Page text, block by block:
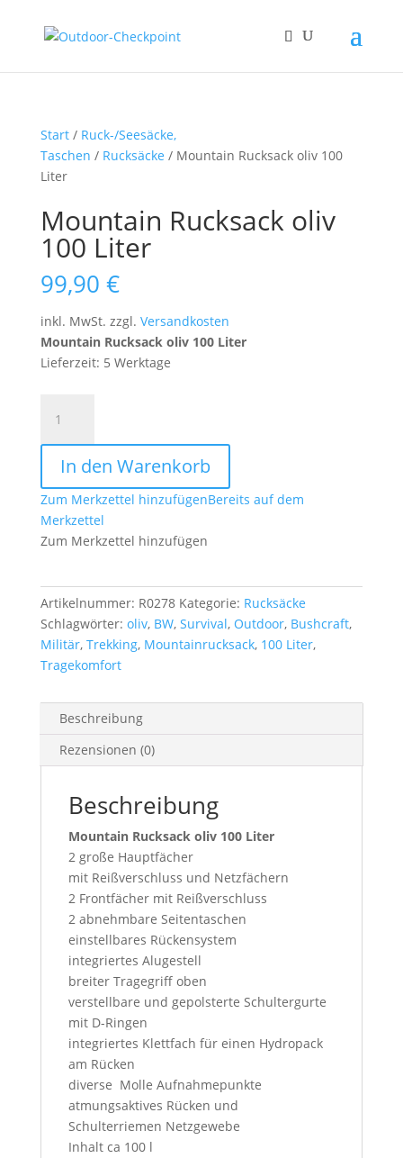
Start/ Ruck-/Seesäcke,
Taschen / Rucksäcke / Mountain Rucksack oliv 100
Liter
Mountain Rucksack oliv
100 Liter
99,90 €
inkl. MwSt. zzgl. Versandkosten
Mountain Rucksack oliv 100 Liter
Lieferzeit: 5 Werktage
Rucksack
oliv
Liter
Menge
In den Warenkorb
Zum Merkzettel hinzufügenBereits auf dem
Merkzettel
Zum Merkzettel hinzufügen
Artikelnummer: R0278 Kategorie: Rucksäcke
Schlagwörter: oliv, BW, Survival, Outdoor, Bushcraft,
Militär, Trekking, Mountainrucksack, 100 Liter,
Tragekomfort
Beschreibung
Rezensionen (0)
Beschreibung
Mountain Rucksack oliv 100 Liter
2 große Hauptfächer
mit Reißverschluss und Netzfächern
2 Frontfächer mit Reißverschluss
2 abnehmbare Seitentaschen
einstellbares Rückensystem
integriertes Alugestell
breiter Tragegriff oben
verstellbare und gepolsterte Schultergurte
mit D-Ringen
integriertes Klettfach für einen Hydropack
am Rücken
diverse Molle Aufnahmepunkte
atmungsaktives Rücken und
Schulterriemen Netzgewebe
Inhalt ca 100 l